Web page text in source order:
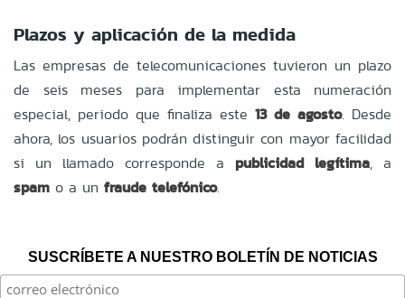
Plazos y aplicación de la medida
Las empresas de telecomunicaciones tuvieron un plazo
de seis meses para implementar esta numeración
especial, periodo que finaliza este 13 de agosto. Desde
ahora, los usuarios podrán distinguir con mayor facilidad
si un llamado corresponde a publicidad legítima, a
spam o a un fraude telefónico.
SUSCRÍBETE A NUESTRO BOLETÍN DE NOTICIAS